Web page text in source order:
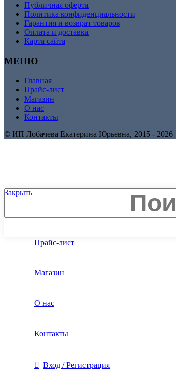
Публичная оферта
Политика конфиденциальности
Гарантия и возврат товаров
Оплата и доставка
Карта сайта
МЕНЮ
Главная
Прайс-лист
Магазин
О нас
Контакты
© ИП Лобачева Екатерина Юрьевна, 2015 ‑ 2026
Закрыть
Прайс-лист
Магазин
О нас
Контакты
Вход / Регистрация